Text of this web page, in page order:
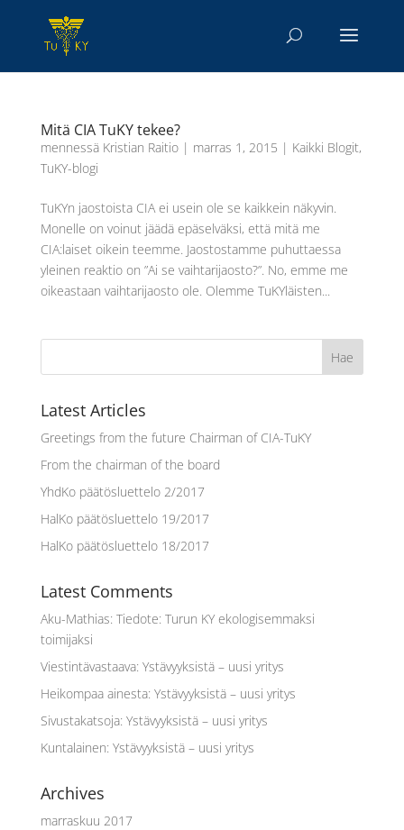
Mitä CIA TuKY tekee?
mennessä Kristian Raitio| marras 1, 2015 | Kaikki Blogit,
TuKY-blogi
TuKYn jaostoista CIA ei usein ole se kaikkein näkyvin.
Monelle on voinut jäädä epäselväksi, että mitä me
CIA:laiset oikein teemme. Jaostostamme puhuttaessa
yleinen reaktio on ”Ai se vaihtarijaosto?”. No, emme me
oikeastaan vaihtarijaosto ole. Olemme TuKYläisten...
Latest Articles
Greetings from the future Chairman of CIA-TuKY
From the chairman of the board
YhdKo päätösluettelo 2/2017
HalKo päätösluettelo 19/2017
HalKo päätösluettelo 18/2017
Latest Comments
Aku-Mathias: Tiedote: Turun KY ekologisemmaksi
toimijaksi
Viestintävastaava: Ystävyyksistä – uusi yritys
Heikompaa ainesta: Ystävyyksistä – uusi yritys
Sivustakatsoja: Ystävyyksistä – uusi yritys
Kuntalainen: Ystävyyksistä – uusi yritys
Archives
marraskuu 2017